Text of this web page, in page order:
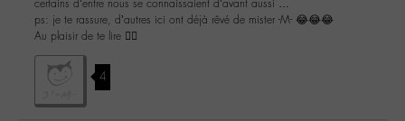
certains d’entre nous se connaissaient d’avant aussi …
ps: je te rassure, d’autres ici ont déjà rêvé de mister -M- 😂😂😂
Au plaisir de te lire ✌🏽
4